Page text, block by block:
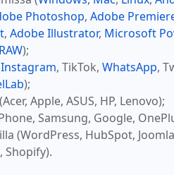
Photoshop, Adobe
, Adobe Illustrator, Microsoft
);
Instagram, TikTok, WhatsApp,
);
Apple, ASUS, HP, Lenovo);
Samsung, Google,
(WordPress, HubSpot,
Shopify).